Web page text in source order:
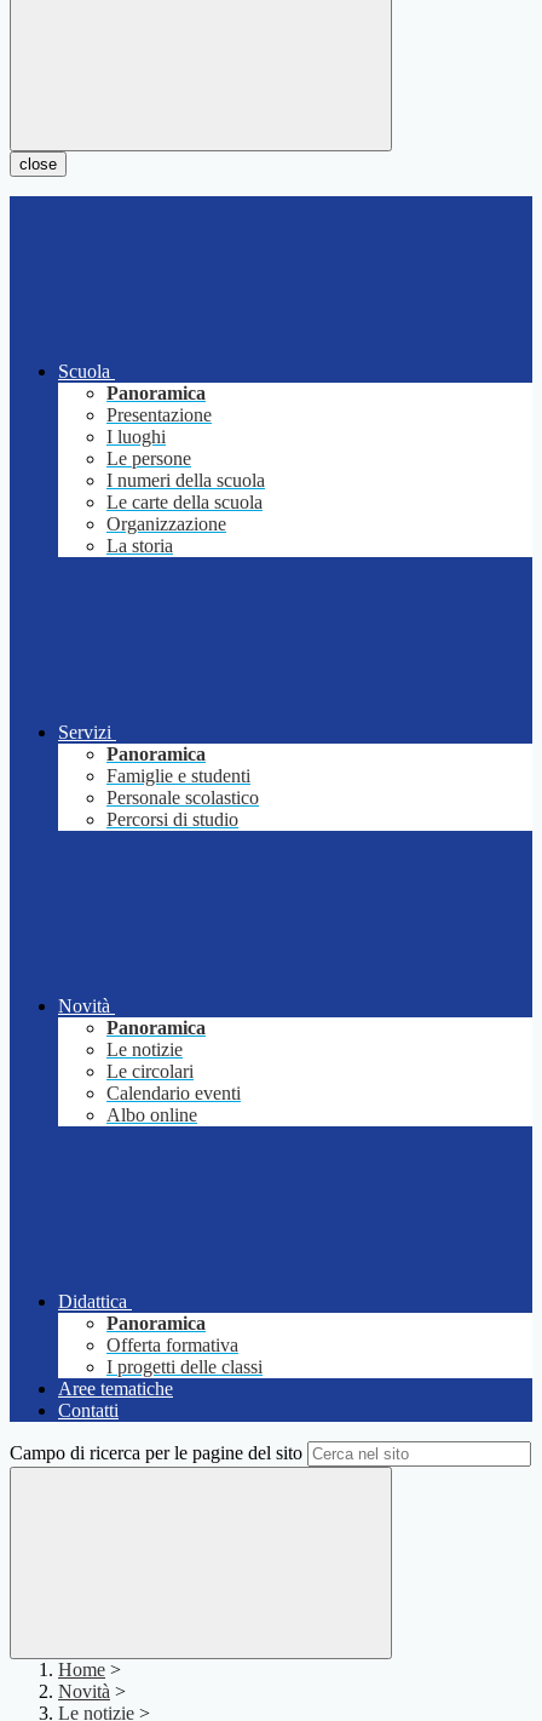
close
Scuola
Panoramica
Presentazione
I luoghi
Le persone
I numeri della scuola
Le carte della scuola
Organizzazione
La storia
Servizi
Panoramica
Famiglie e studenti
Personale scolastico
Percorsi di studio
Novità
Panoramica
Le notizie
Le circolari
Calendario eventi
Albo online
Didattica
Panoramica
Offerta formativa
I progetti delle classi
Aree tematiche
Contatti
Campo di ricerca per le pagine del sito
Home >
Novità >
Le notizie >